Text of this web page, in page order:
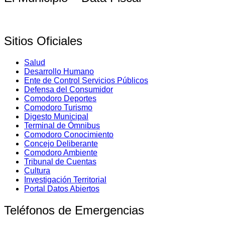
Sitios Oficiales
Salud
Desarrollo Humano
Ente de Control Servicios Públicos
Defensa del Consumidor
Comodoro Deportes
Comodoro Turismo
Digesto Municipal
Terminal de Ómnibus
Comodoro Conocimiento
Concejo Deliberante
Comodoro Ambiente
Tribunal de Cuentas
Cultura
Investigación Territorial
Portal Datos Abiertos
Teléfonos de Emergencias